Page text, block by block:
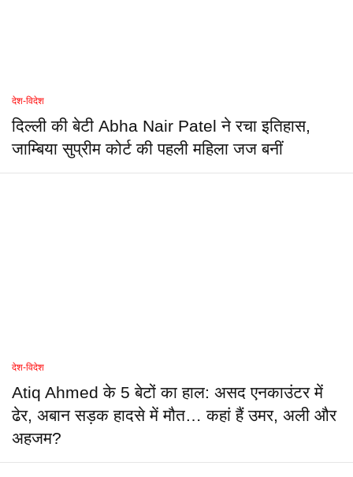
देश-विदेश
दिल्ली की बेटी Abha Nair Patel ने रचा इतिहास,
जाम्बिया सुप्रीम कोर्ट की पहली महिला जज बनीं
देश-विदेश
Atiq Ahmed के 5 बेटों का हाल: असद एनकाउंटर में
ढेर, अबान सड़क हादसे में मौत… कहां हैं उमर, अली और
अहजम?